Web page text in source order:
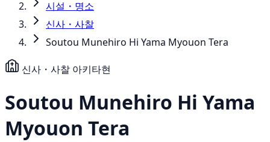
시설・명소
신사・사찰
Soutou Munehiro Hi Yama Myouon Tera
신사・사찰 아키타현
Soutou Munehiro Hi Yama
Myouon Tera